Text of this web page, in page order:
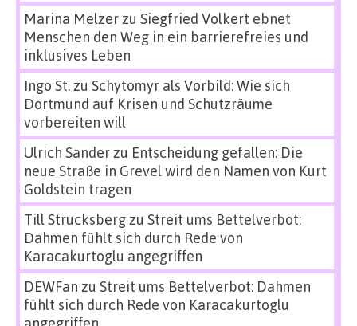
Marina Melzerzu Siegfried Volkert ebnet
Menschen den Weg in ein barrierefreies und
inklusives Leben
Ingo St.zu Schytomyr als Vorbild: Wie sich
Dortmund auf Krisen und Schutzräume
vorbereiten will
Ulrich Sanderzu Entscheidung gefallen: Die
neue Straße in Grevel wird den Namen von Kurt
Goldstein tragen
Till Strucksbergzu Streit ums Bettelverbot:
Dahmen fühlt sich durch Rede von
Karacakurtoglu angegriffen
DEWFan zu Streit ums Bettelverbot: Dahmen
fühlt sich durch Rede von Karacakurtoglu